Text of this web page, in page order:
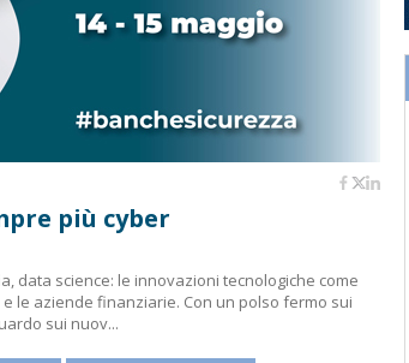
più cyber
data science: le innovazioni tecnologiche come
le aziende finanziarie. Con un polso fermo sui
sui nuov...